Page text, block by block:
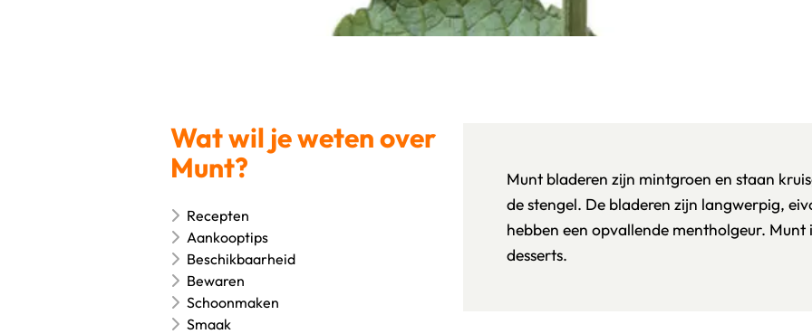
Wat wil je weten over
Munt?
Recepten
Aankooptips
Beschikbaarheid
Bewaren
Schoonmaken
Smaak
Munt bladeren zijn mintgroen en staan
de stengel. De bladeren zijn langwerpig,
hebben een opvallende mentholgeur.
desserts.